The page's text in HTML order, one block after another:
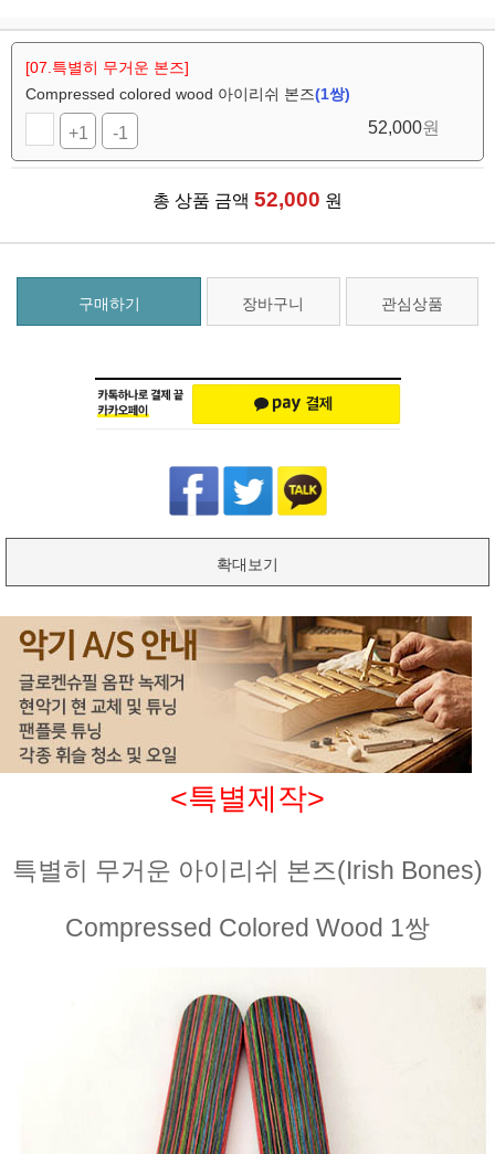
[07.특별히 무거운 본즈]
Compressed colored wood 아이리쉬 본즈(1쌍)
+1 -1 52,000원
총 상품 금액 52,000 원
구매하기 장바구니 관심상품
확대보기
<특별제작>
특별히 무거운 아이리쉬 본즈(Irish Bones)
Compressed Colored Wood 1쌍